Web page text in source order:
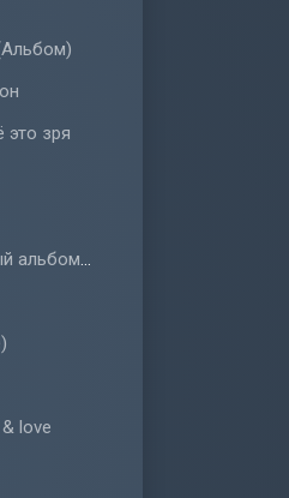
это зря
2023)
love